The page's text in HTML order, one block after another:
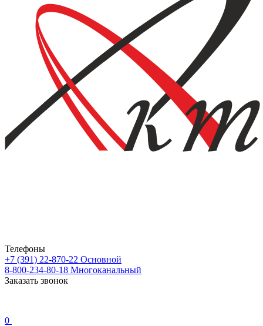
Телефоны
+7 (391) 22-870-22 Основной
8-800-234-80-18 Многоканальный
Заказать звонок
0